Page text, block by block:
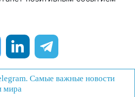
Самые важные новости
мира